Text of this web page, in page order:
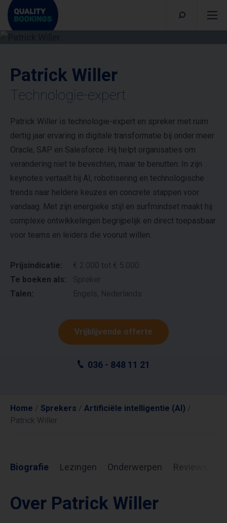
Patrick Willer
Technologie-expert
Patrick Willer is technologie-expert en spreker met ruim
dertig jaar ervaring in digitale transformatie bij onder meer
Oracle, SAP en Salesforce. Hij helpt organisaties om
verandering niet te bevechten, maar te benutten. In zijn
keynotes vertaalt hij AI, robotisering en technologische
trends naar heldere keuzes en concrete stappen voor
vandaag. Met zijn energieke stijl en surfmindset maakt hij
complexe ontwikkelingen begrijpelijk en direct toepasbaar
voor teams en leiders die vooruit willen.
Prijsindicatie:
€ 2.000 tot € 5.000
Te boeken als:
Spreker
Talen:
Vrijblijvende offerte
036 - 848 11 21
Home / Sprekers / Artificiële intelligentie (AI) /
Patrick Willer
Biografie Lezingen Onderwerpen Reviews
Over Patrick Willer